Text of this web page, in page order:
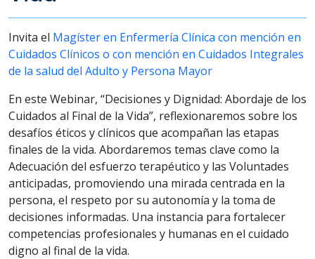
Invita el Magíster en Enfermería Clínica con mención en
Cuidados Clínicos o con mención en Cuidados Integrales
de la salud del Adulto y Persona Mayor
En este Webinar, “Decisiones y Dignidad: Abordaje de los
Cuidados al Final de la Vida”, reflexionaremos sobre los
desafíos éticos y clínicos que acompañan las etapas
finales de la vida. Abordaremos temas clave como la
Adecuación del esfuerzo terapéutico y las Voluntades
anticipadas, promoviendo una mirada centrada en la
persona, el respeto por su autonomía y la toma de
decisiones informadas. Una instancia para fortalecer
competencias profesionales y humanas en el cuidado
digno al final de la vida.